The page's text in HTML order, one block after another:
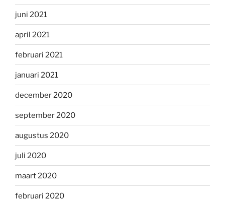
juni 2021
april 2021
februari 2021
januari 2021
december 2020
september 2020
augustus 2020
juli 2020
maart 2020
februari 2020